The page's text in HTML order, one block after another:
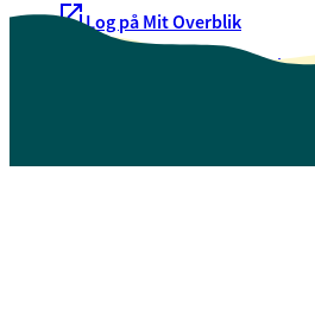
Log på Mit Overblik